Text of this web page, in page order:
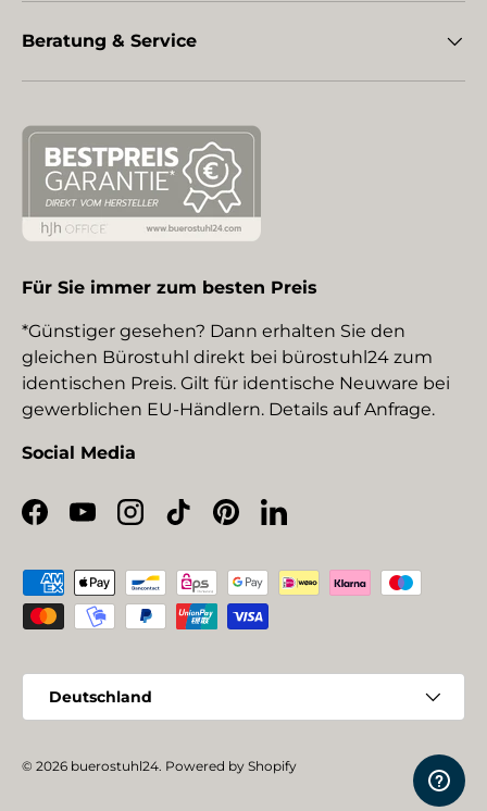
Beratung & Service
Für Sie immer zum besten Preis
*Günstiger gesehen? Dann erhalten Sie den
gleichen Bürostuhl direkt bei bürostuhl24 zum
identischen Preis. Gilt für identische Neuware bei
gewerblichen EU-Händlern. Details auf Anfrage.
Social Media
Facebook
YouTubeInstagram
TikTokPinterestLinkedIn
Zahlungsmethoden
Deutschland
© 2026 buerostuhl24. Powered by Shopify